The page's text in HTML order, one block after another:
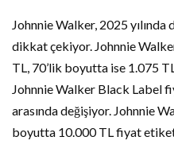
Johnnie Walker, 2025 yılında
dikkat çekiyor. Johnnie
TL, 70’lik boyutta ise 1.075
Johnnie Walker Black Label
arasında değişiyor. Johnnie
boyutta 10.000 TL fiyat